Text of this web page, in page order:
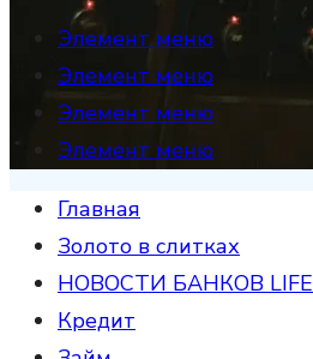
Элемент меню
Элемент меню
Элемент меню
Элемент меню
Главная
Золото в слитках
НОВОСТИ БАНКОВ LIFE
Кредит